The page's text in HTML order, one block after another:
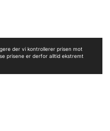
der vi kontrollerer prisen mot
prisene er derfor alltid ekstremt